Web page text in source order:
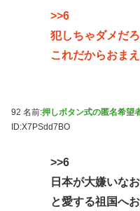
>>6
犯しちゃダメだろ
これだからおま
92 名前:押しボタン式の匿名希望
ID:X7PSdd7BO
>>6
日本が大嫌いな
と愛する祖国へお